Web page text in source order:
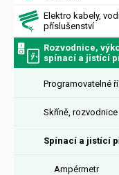
Elektro kabely,
příslušenství
Rozvodnice,
spínací a jistící
Programovatelné
Skříně, rozvodnice
Spínací a jistící
Ampérmetr